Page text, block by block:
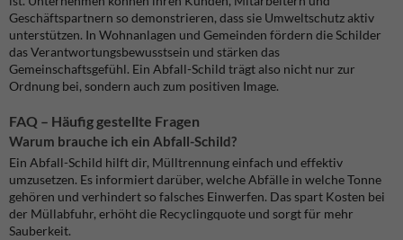
Geschäftspartnern so demonstrieren, dass sie Umweltschutz aktiv
unterstützen. In Wohnanlagen und Gemeinden fördern die Schilder
das Verantwortungsbewusstsein und stärken das
Gemeinschaftsgefühl. Ein Abfall-Schild trägt also nicht nur zur
Ordnung bei, sondern auch zum positiven Image.
FAQ – Häufig gestellte Fragen
Warum brauche ich ein Abfall-Schild?
Ein Abfall-Schild hilft dir, Mülltrennung einfach und effektiv
umzusetzen. Es informiert darüber, welche Abfälle in welche Tonne
gehören und verhindert so falsches Einwerfen. Das spart Kosten bei
der Müllabfuhr, erhöht die Recyclingquote und sorgt für mehr
Sauberkeit.